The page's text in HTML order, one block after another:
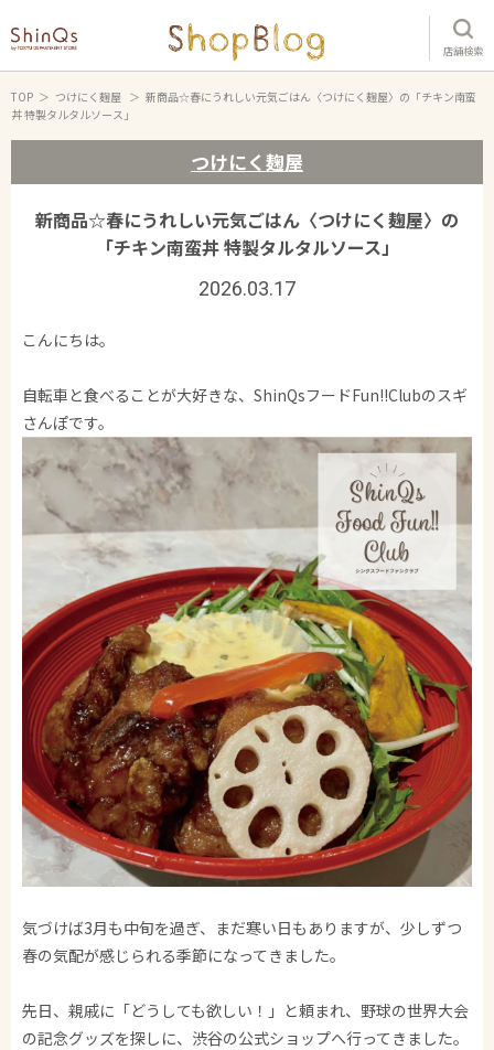
店舗検索
TOP つけにく麹屋
新商品☆春にうれしい元気ごはん〈つけにく麹屋〉の「チキン南蛮
丼 特製タルタルソース」
つけにく麹屋
新商品☆春にうれしい元気ごはん〈つけにく麹屋〉の
「チキン南蛮丼 特製タルタルソース」
2026.03.17
こんにちは。
自転車と食べることが大好きな、ShinQsフードFun!!Clubのスギ
さんぽです。
気づけば3月も中旬を過ぎ、まだ寒い日もありますが、少しずつ
春の気配が感じられる季節になってきました。
先日、親戚に「どうしても欲しい！」と頼まれ、野球の世界大会
の記念グッズを探しに、渋谷の公式ショップへ行ってきました。